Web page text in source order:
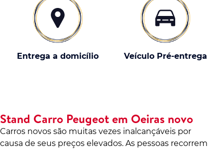
Entrega a domicílio Veículo Pré-entrega
Stand Carro Peugeot em Oeiras novo
Carros novos são muitas vezes inalcançáveis por
causa de seus preços elevados. As pessoas recorrem